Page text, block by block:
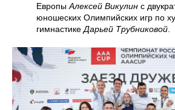
Европы Алексей Викулин с
юношеских Олимпийских игр по
гимнастике Дарьей Трубниковой